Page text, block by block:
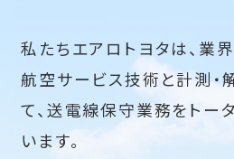
私たちエアロトヨタは、業
航空サービス技術と計測・
て、送電線保守業務をトー
います。